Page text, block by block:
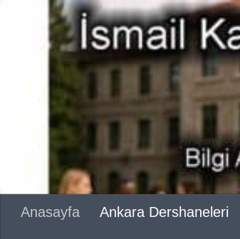
Skip to content
Anasayfa Ankara Dershaneleri